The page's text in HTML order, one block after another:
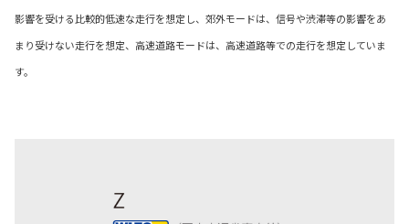
影響を受ける比較的低速な走行を想定し、郊外モードは、信号や渋滞等の影響をあ
まり受けない走行を想定、高速道路モードは、高速道路等での走行を想定していま
す。